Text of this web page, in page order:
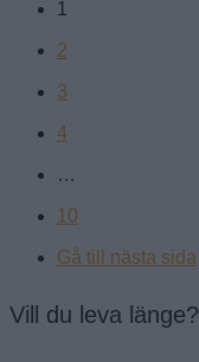
1
2
3
4
…
10
Gå till nästa sida
Vill du leva länge?